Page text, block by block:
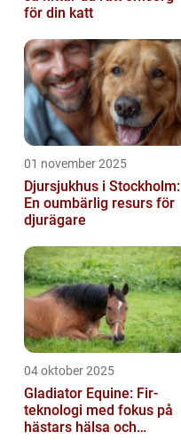
för din katt
01 november 2025
Djursjukhus i Stockholm:
En oumbärlig resurs för
djurägare
04 oktober 2025
Gladiator Equine: Fir-
teknologi med fokus på
hästars hälsa och